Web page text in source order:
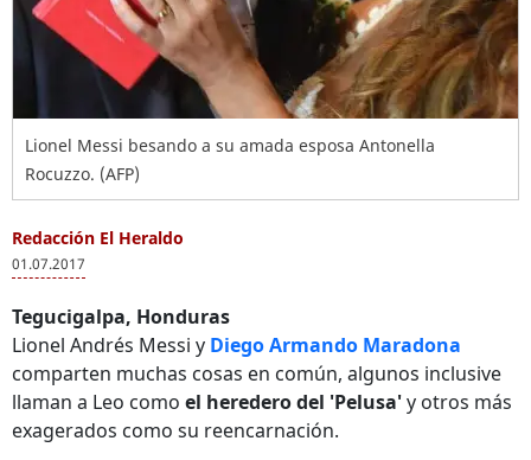
Lionel Messi besando a su amada esposa Antonella
Rocuzzo. (AFP)
Redacción El Heraldo
01.07.2017
Tegucigalpa, Honduras
Lionel Andrés Messi y Diego Armando Maradona
comparten muchas cosas en común, algunos inclusive
llaman a Leo como el heredero del 'Pelusa'y otros más
exagerados como su reencarnación.